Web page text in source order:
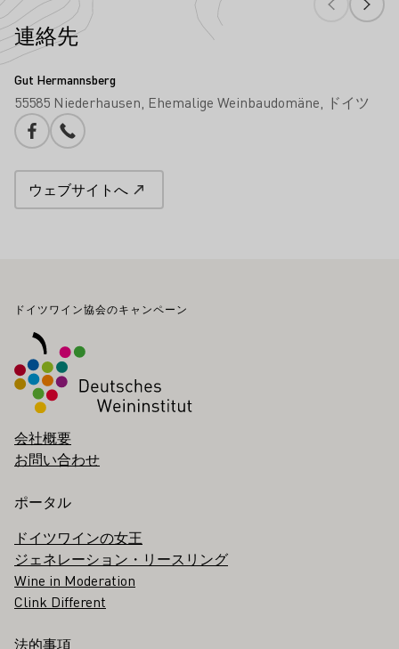
連絡先
Gut Hermannsberg
55585 Niederhausen Ehemalige Weinbaudomäne
ドイツ
Facebook電話番号
ウェブサイトへ
フッター
ドイツワイン協会のキャンペーン
会社概要
お問い合わせ
ポータル
ドイツワインの女王
ジェネレーション・リースリング
Wine in Moderation
Clink Different
法的事項